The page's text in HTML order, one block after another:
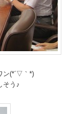
ン(*´▽｀*)
そう♪